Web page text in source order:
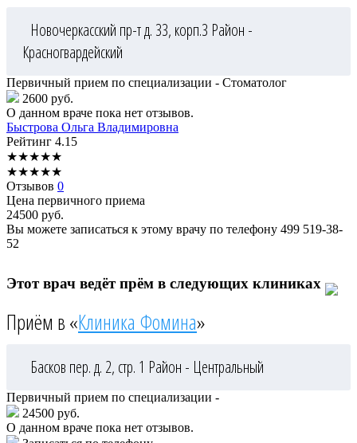
Новочеркасский пр-т д. 33, корп.3 Район -
Красногвардейский
Первичный прием по специализации - Стоматолог
2600 руб.
О данном враче пока нет отзывов.
Быстрова Ольга Владимировна
Рейтинг 4.15
★★★★★
★★★★★
Отзывов 0
Цена первичного приема
24500 руб.
Вы можете записаться к этому врачу по телефону 499 519-38-
52
Этот врач ведёт прём в следующих клиниках
Приём в «Клиника Фомина»
Басков пер. д. 2, стр. 1 Район - Центральный
Первичный прием по специализации -
24500 руб.
О данном враче пока нет отзывов.